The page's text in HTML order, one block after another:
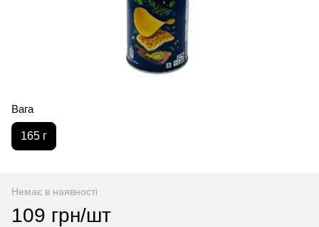
Вага
165 г
Немає в наявності
109 грн/шт